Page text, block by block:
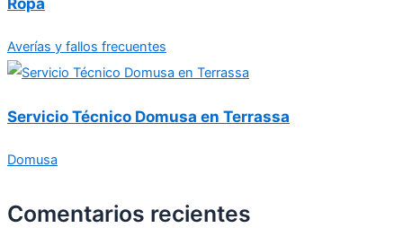
Averías y fallos frecuentes
Servicio Técnico Domusa en Terrassa
Domusa
Comentarios recientes